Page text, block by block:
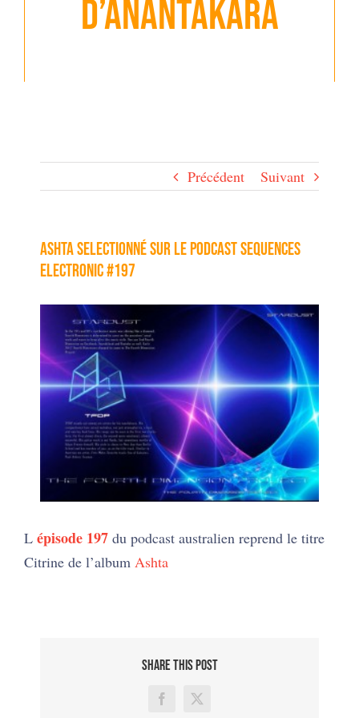
d’Anantakara
Précédent Suivant
ashta selectionné sur le podcast Sequences
Electronic #197
l'image
agrandie
Lépisode 197du podcast australien reprend le titre
Citrine de l’album Ashta
SHARE THIS POST
Facebook
X